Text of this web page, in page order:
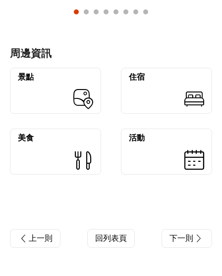
周邊資訊
景點 住宿
美食 活動
上一則 回列表頁 下一則